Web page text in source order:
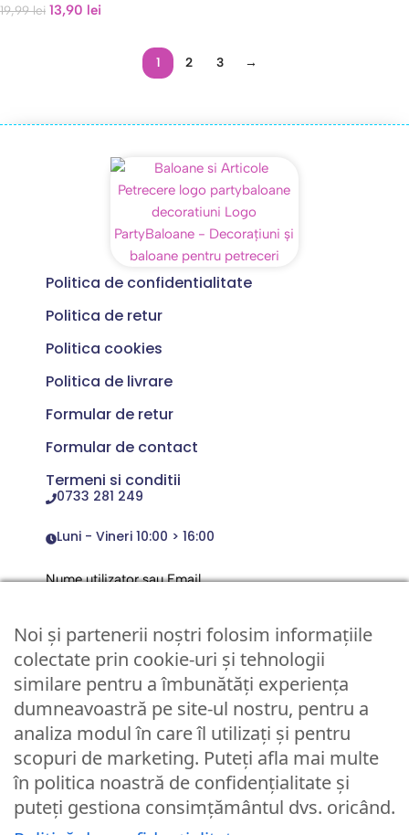
19,99lei 13,90 lei
1 2 3 →
Politica de confidentialitate
Politica de retur
Politica cookies
Politica de livrare
Formular de retur
Formular de contact
Termeni si conditii
0733 281 249
Luni - Vineri 10:00 > 16:00
Nume utilizator sau Email
Parola
Remember Me
Logare
Lost your password?
Noi și partenerii noștri folosim informațiile
colectate prin cookie-uri și tehnologii
similare pentru a îmbunătăți experiența
dumneavoastră pe site-ul nostru, pentru a
analiza modul în care îl utilizați și pentru
scopuri de marketing. Puteți afla mai multe
în politica noastră de confidențialitate și
puteți gestiona consimțământul dvs. oricând.